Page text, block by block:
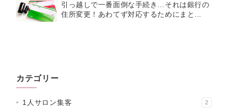
引っ越しで一番面倒な手続き…それは銀行の
住所変更！あわてず対応するためにまと...
カテゴリー
1人サロン集客 2